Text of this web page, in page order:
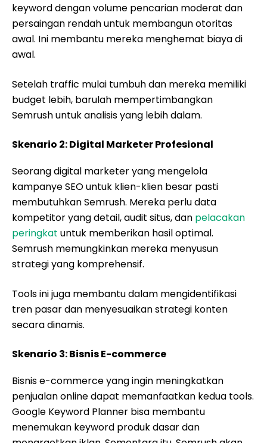
keyword dengan volume pencarian moderat dan
persaingan rendah untuk membangun otoritas
awal. Ini membantu mereka menghemat biaya di
awal.
Setelah traffic mulai tumbuh dan mereka memiliki
budget lebih, barulah mempertimbangkan
Semrush untuk analisis yang lebih dalam.
Skenario 2: Digital Marketer Profesional
Seorang digital marketer yang mengelola
kampanye SEO untuk klien-klien besar pasti
membutuhkan Semrush. Mereka perlu data
kompetitor yang detail, audit situs, dan pelacakan
peringkat untuk memberikan hasil optimal.
Semrush memungkinkan mereka menyusun
strategi yang komprehensif.
Tools ini juga membantu dalam mengidentifikasi
tren pasar dan menyesuaikan strategi konten
secara dinamis.
Skenario 3: Bisnis E-commerce
Bisnis e-commerce yang ingin meningkatkan
penjualan online dapat memanfaatkan kedua tools.
Google Keyword Planner bisa membantu
menemukan keyword produk dasar dan